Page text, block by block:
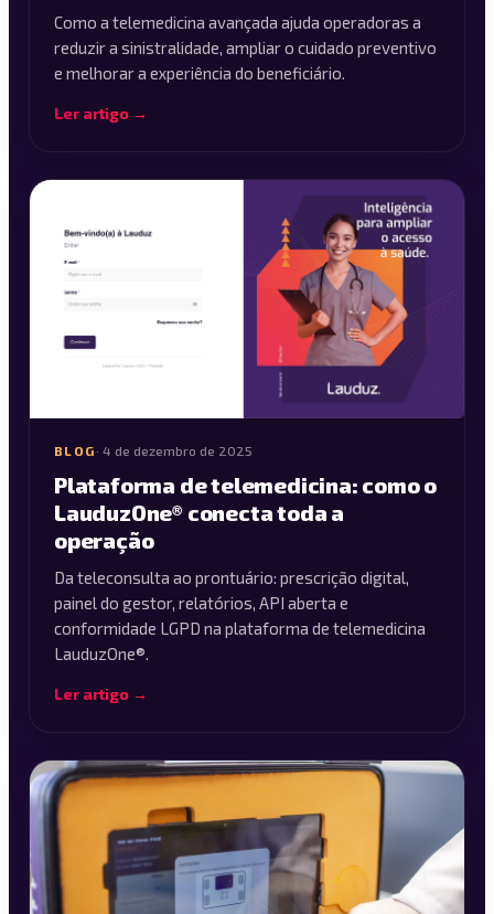
Como a telemedicina avançada ajuda operadoras a
reduzir a sinistralidade, ampliar o cuidado preventivo
e melhorar a experiência do beneficiário.
Ler artigo →
BLOG · 4 de dezembro de 2025
Plataforma de telemedicina: como o
LauduzOne® conecta toda a
operação
Da teleconsulta ao prontuário: prescrição digital,
painel do gestor, relatórios, API aberta e
conformidade LGPD na plataforma de telemedicina
LauduzOne®.
Ler artigo →